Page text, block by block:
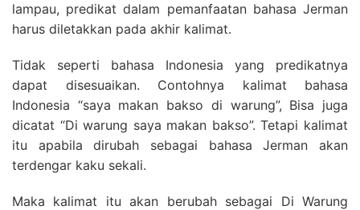
lampau, predikat dalam pemanfaatan bahasa Jerman
harus diletakkan pada akhir kalimat.
Tidak seperti bahasa Indonesia yang predikatnya
dapat disesuaikan. Contohnya kalimat bahasa
Indonesia “saya makan bakso di warung”, Bisa juga
dicatat “Di warung saya makan bakso”. Tetapi kalimat
itu apabila dirubah sebagai bahasa Jerman akan
terdengar kaku sekali.
Maka kalimat itu akan berubah sebagai Di Warung